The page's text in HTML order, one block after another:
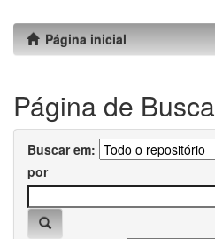
Página inicial
Página de Busca
Buscar em:
por